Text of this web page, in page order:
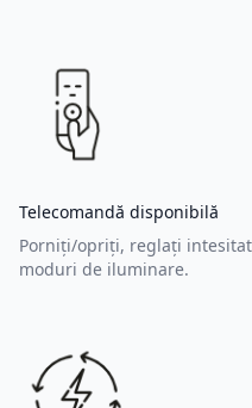
Telecomandă disponibilă
Porniți/opriți, reglați
moduri de iluminare.